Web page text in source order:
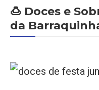
🍮 Doces e
da